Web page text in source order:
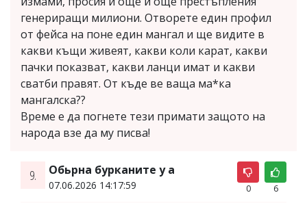
генериращи милиони. Отворете един профил
от фейса на поне един мангал и ще видите в
какви къщи живеят, какви коли карат, какви
пачки показват, какви ланци имат и какви
сватби правят. От къде ве ваща ма*ка
мангалска??
Време е да погнете тези примати защото на
народа взе да му писва!
9. Обьрна бурканите у а
07.06.2026 14:17:59 0 6